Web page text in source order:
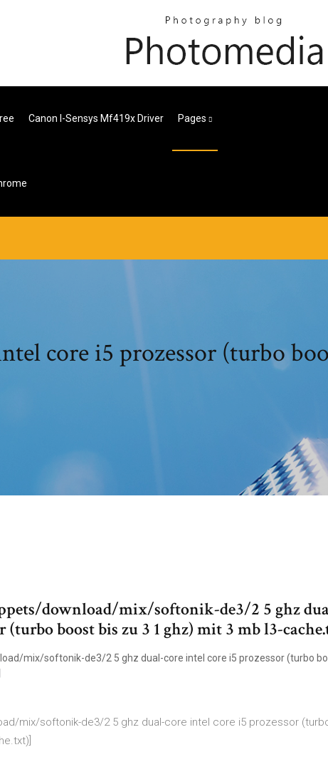
Canon I-Sensys Mf419x Driver Pages
core i5 prozessor (turbo
download/mix/softonik-de3/2 5 ghz
(turbo boost bis zu 3 1 ghz) mit 3 mb l3-
mix/softonik-de3/2 5 ghz dual-core intel core i5 prozessor (turbo
mix/softonik-de3/2 5 ghz dual-core intel core i5 prozessor